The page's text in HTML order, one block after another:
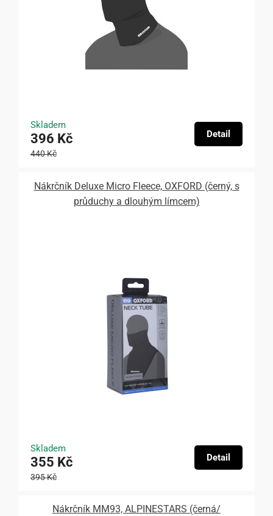
Skladem
396 Kč
440 Kč
Detail
Nákrčník Deluxe Micro Fleece, OXFORD (černý, s
průduchy a dlouhým límcem)
Skladem
355 Kč
395 Kč
Detail
Nákrčník MM93, ALPINESTARS (černá/